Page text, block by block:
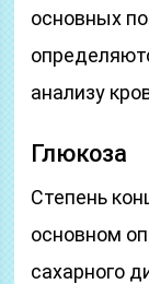
основных
анализу
Глюкоза
Степень
основном
сахарного